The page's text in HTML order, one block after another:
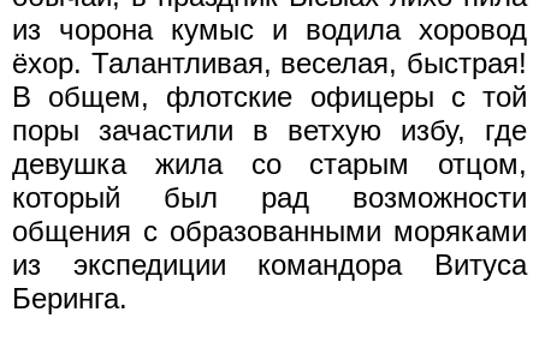
из чорона кумыс и водила хоровод
ёхор. Талантливая, веселая, быстрая!
В общем, флотские офицеры с той
поры зачастили в ветхую избу, где
девушка жила со старым отцом,
который был рад возможности
общения с образованными моряками
из экспедиции командора Витуса
Беринга.